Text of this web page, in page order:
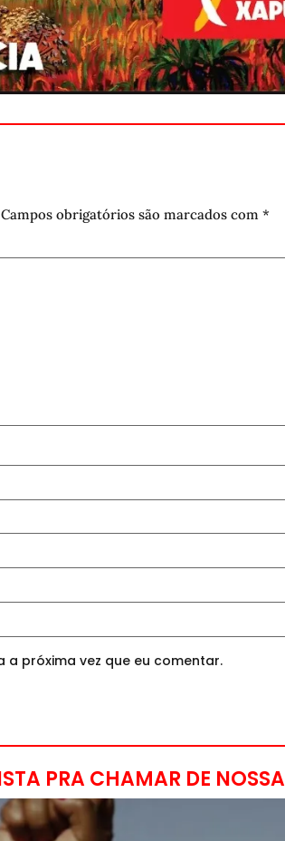
Campos obrigatórios são marcados com *
próxima vez que eu comentar.
PRA CHAMAR DE NOSSA